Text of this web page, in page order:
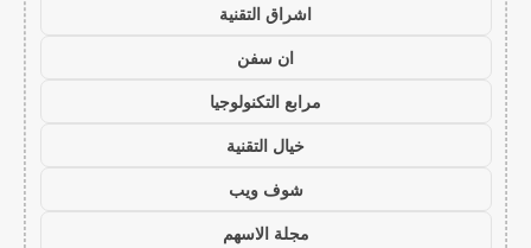
اشراق التقنية
ان سفن
مرابع التكنولوجيا
خيال التقنية
شوف ويب
مجلة الاسهم